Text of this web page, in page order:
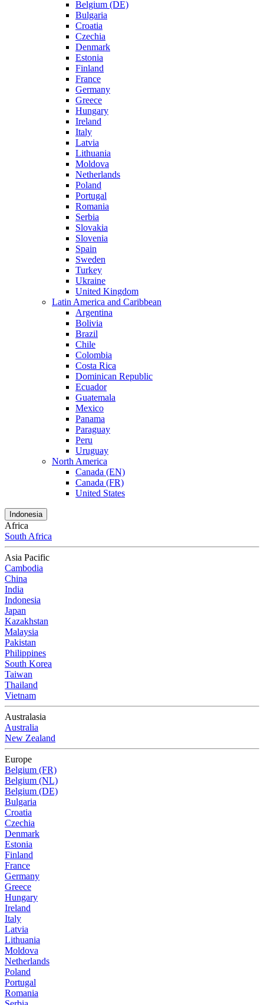
Belgium (DE)
Bulgaria
Croatia
Czechia
Denmark
Estonia
Finland
France
Germany
Greece
Hungary
Ireland
Italy
Latvia
Lithuania
Moldova
Netherlands
Poland
Portugal
Romania
Serbia
Slovakia
Slovenia
Spain
Sweden
Turkey
Ukraine
United Kingdom
Latin America and Caribbean
Argentina
Bolivia
Brazil
Chile
Colombia
Costa Rica
Dominican Republic
Ecuador
Guatemala
Mexico
Panama
Paraguay
Peru
Uruguay
North America
Canada (EN)
Canada (FR)
United States
Indonesia
Africa
South Africa
Asia Pacific
Cambodia
China
India
Indonesia
Japan
Kazakhstan
Malaysia
Pakistan
Philippines
South Korea
Taiwan
Thailand
Vietnam
Australasia
Australia
New Zealand
Europe
Belgium (FR)
Belgium (NL)
Belgium (DE)
Bulgaria
Croatia
Czechia
Denmark
Estonia
Finland
France
Germany
Greece
Hungary
Ireland
Italy
Latvia
Lithuania
Moldova
Netherlands
Poland
Portugal
Romania